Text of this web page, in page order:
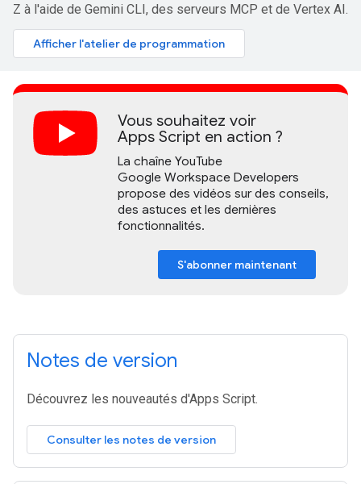
Z à l'aide de Gemini CLI, des serveurs MCP et de Vertex AI.
Afficher l'atelier de programmation
Vous souhaitez voir
Apps Script en action ?
La chaîne YouTube
Google Workspace Developers
propose des vidéos sur des conseils,
des astuces et les dernières
fonctionnalités.
S'abonner maintenant
Notes de version
Découvrez les nouveautés d'Apps Script.
Consulter les notes de version